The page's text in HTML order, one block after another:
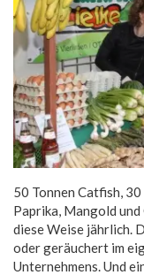
50 Tonnen Catfish,
Paprika, Mangold
diese Weise jährlich.
oder geräuchert im
Unternehmens. Und